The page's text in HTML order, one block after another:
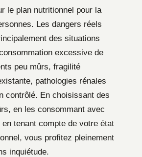
le plan nutritionnel pour la
Les dangers réels
des situations
excessive de
peu mûrs, fragilité
pathologies rénales
contrôlé. En choisissant des
en les consommant avec
en tenant compte de votre état
vous profitez pleinement
inquiétude.